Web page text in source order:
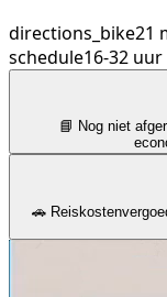
directions_bike21
schedule16-32
📘 Nog niet
🚗